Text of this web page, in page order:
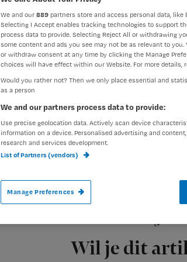
Auteur:
Wil je dit
Het gemiddeld aantal
in zorginstellingen is
aantal bedhekken en
We and our 889 partners store and access personal data,
Selecting I Accept enables tracking technologies to support
process data to provide. Selecting Reject All or withdrawing
some content and ads you see may not be as relevant to
or withdraw consent at any time by clicking the Manage
choices will have effect within our Website. For more details,
Would you rather not? Then we only place essential and
as a person
We and our partners process data to provide:
Use precise geolocation data. Actively scan device
information on a device. Personalised advertising and
research and services development.
List of Partners (vendors)
Manage Preferences